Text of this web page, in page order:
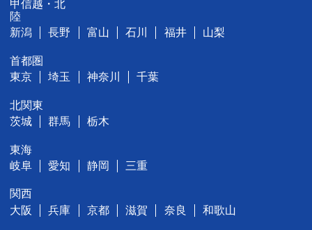
甲信越・北
陸
新潟
長野 富山 石川 福井 山梨
首都圏
東京
埼玉 神奈川 千葉
北関東
茨城
群馬 栃木
東海
岐阜
愛知 静岡 三重
関西
大阪
兵庫 京都 滋賀 奈良 和歌山